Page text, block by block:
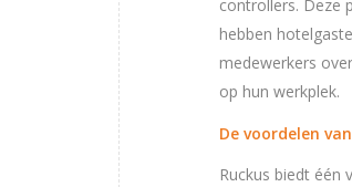
controllers. Deze
hebben
medewerkers
op hun werkplek.
De voordelen
Ruckus biedt één